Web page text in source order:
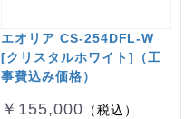
エオリア CS-254DFL-W
[クリスタルホワイト]（工
事費込み価格）
￥155,000 （税込）